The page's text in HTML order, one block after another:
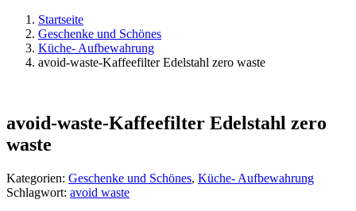
Startseite
Geschenke und Schönes
Küche- Aufbewahrung
avoid-waste-Kaffeefilter Edelstahl zero waste
avoid-waste-Kaffeefilter Edelstahl zero
waste
Kategorien: Geschenke und Schönes, Küche- Aufbewahrung
Schlagwort: avoid waste